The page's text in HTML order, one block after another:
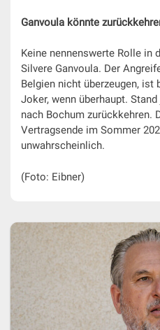
Ganvoula könnte
Keine nennenswerte Rolle in
Silvere Ganvoula. Der
Belgien nicht überzeugen, ist
Joker, wenn überhaupt.
nach Bochum zurückkehren.
Vertragsende im Sommer
unwahrscheinlich.
(Foto: Eibner)